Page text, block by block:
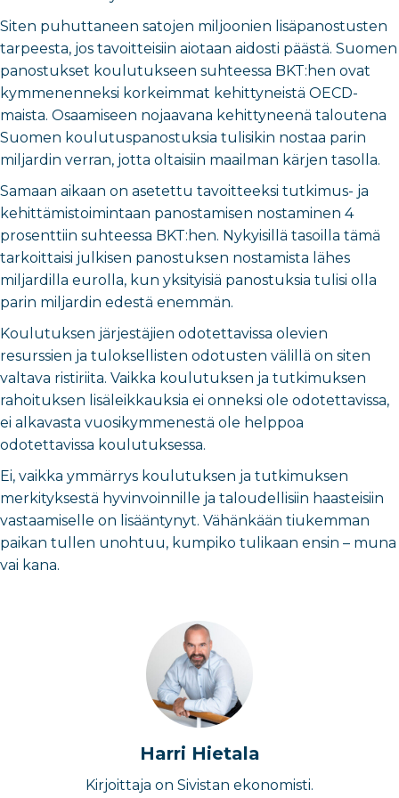
Siten puhuttaneen satojen miljoonien lisäpanostusten
tarpeesta, jos tavoitteisiin aiotaan aidosti päästä. Suomen
panostukset koulutukseen suhteessa BKT:hen ovat
kymmenenneksi korkeimmat kehittyneistä OECD-
maista. Osaamiseen nojaavana kehittyneenä taloutena
Suomen koulutuspanostuksia tulisikin nostaa parin
miljardin verran, jotta oltaisiin maailman kärjen tasolla.
Samaan aikaan on asetettu tavoitteeksi tutkimus- ja
kehittämistoimintaan panostamisen nostaminen 4
prosenttiin suhteessa BKT:hen. Nykyisillä tasoilla tämä
tarkoittaisi julkisen panostuksen nostamista lähes
miljardilla eurolla, kun yksityisiä panostuksia tulisi olla
parin miljardin edestä enemmän.
Koulutuksen järjestäjien odotettavissa olevien
resurssien ja tuloksellisten odotusten välillä on siten
valtava ristiriita. Vaikka koulutuksen ja tutkimuksen
rahoituksen lisäleikkauksia ei onneksi ole odotettavissa,
ei alkavasta vuosikymmenestä ole helppoa
odotettavissa koulutuksessa.
Ei, vaikka ymmärrys koulutuksen ja tutkimuksen
merkityksestä hyvinvoinnille ja taloudellisiin haasteisiin
vastaamiselle on lisääntynyt. Vähänkään tiukemman
paikan tullen unohtuu, kumpiko tulikaan ensin – muna
vai kana.
Harri Hietala
Kirjoittaja on Sivistan ekonomisti.